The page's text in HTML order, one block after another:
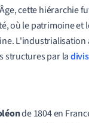
cette hiérarchie
où le patrimoine et
L'industrialisation
structures par la
de 1804 en